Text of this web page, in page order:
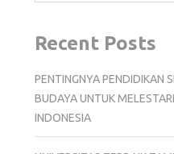
Recent Posts
PENTINGNYA PENDIDIKAN
BUDAYA UNTUK
INDONESIA